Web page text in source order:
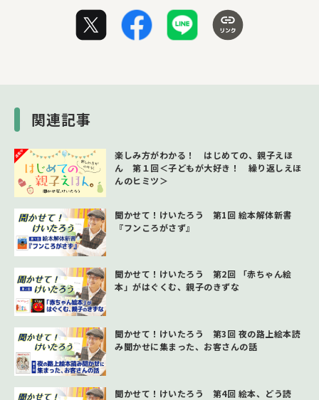
関連記事
楽しみ方がわかる！ はじめての、親子えほ
ん 第１回＜子どもが大好き！ 繰り返しえほ
んのヒミツ＞
聞かせて！けいたろう 第1回 絵本解体新書
『フンころがさず』
聞かせて！けいたろう 第2回 「赤ちゃん絵
本」がはぐくむ、親子のきずな
聞かせて！けいたろう 第3回 夜の路上絵本読
み聞かせに集まった、お客さんの話
聞かせて！けいたろう 第4回 絵本、どう読